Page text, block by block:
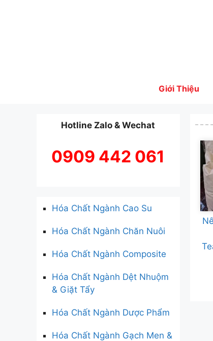
Giới Thiệu
Hotline Zalo & Wechat
0909 442 061
Hóa Chất Ngành Cao Su
Hóa Chất Ngành Chăn Nuôi
Hóa Chất Ngành Composite
Hóa Chất Ngành Dệt Nhuộm
& Giặt Tẩy
Hóa Chất Ngành Dược Phẩm
Hóa Chất Ngành Gạch Men &